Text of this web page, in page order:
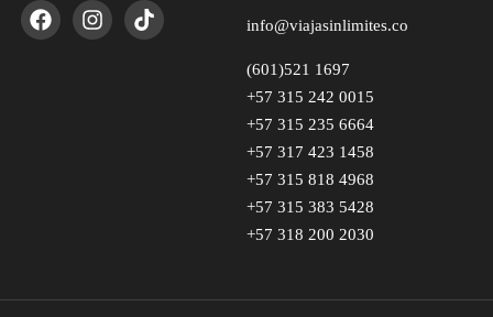
info@viajasinlimites.co
(601)521 1697
+57 315 242 0015
+57 315 235 6664
+57 317 423 1458
+57 315 818 4968
+57 315 383 5428
+57 318 200 2030